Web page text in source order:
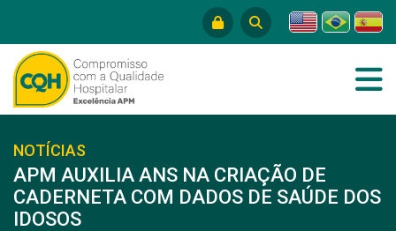
NOTÍCIAS
APM AUXILIA ANS NA CRIAÇÃO DE
CADERNETA COM DADOS DE SAÚDE DOS
IDOSOS